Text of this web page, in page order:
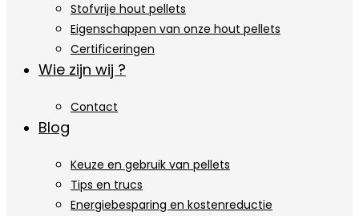
Stofvrije hout pellets
Eigenschappen van onze hout pellets
Certificeringen
Wie zijn wij ?
Contact
Blog
Keuze en gebruik van pellets
Tips en trucs
Energiebesparing en kostenreductie